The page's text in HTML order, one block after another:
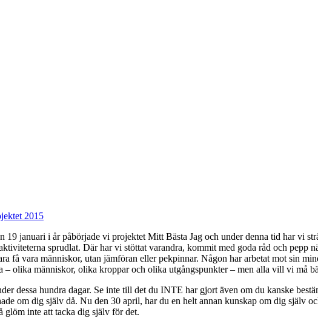
2015
19 januari i år påbörjade vi projektet Mitt Bästa Jag och under denna tid har vi
sprudlat. Där har vi stöttat varandra, kommit med goda råd och pepp
få vara människor, utan jämföran eller pekpinnar. Någon har arbetat mot sin
– olika människor, olika kroppar och olika utgångspunkter – men alla vill vi må
dessa hundra dagar. Se inte till det du INTE har gjort även om du kanske
om dig själv då. Nu den 30 april, har du en helt annan kunskap om dig själv
glöm inte att tacka dig själv för det.